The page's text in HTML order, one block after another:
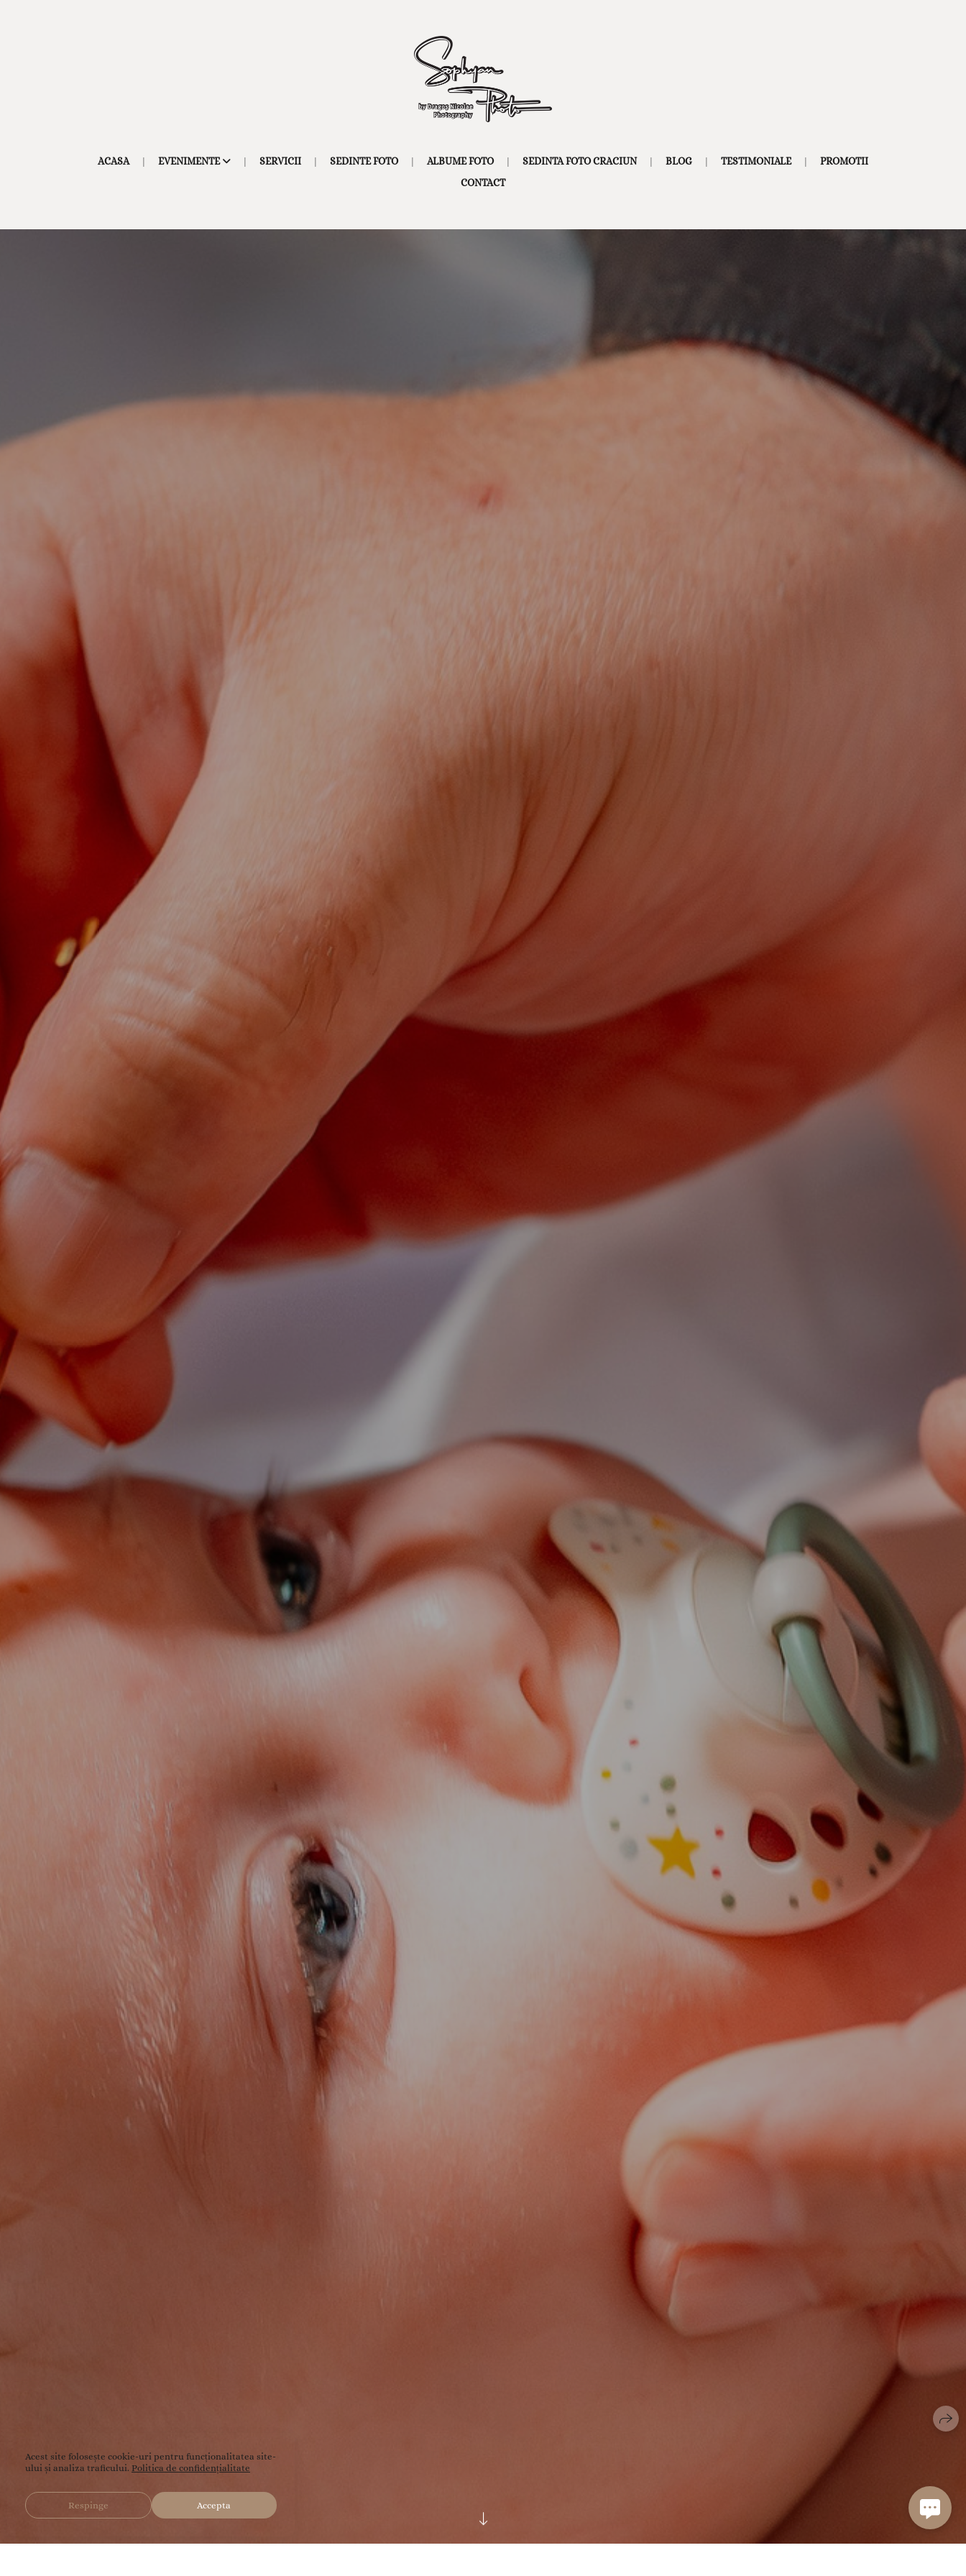
ACASA EVENIMENTE SERVICII SEDINTE FOTO ALBUME FOTO SEDINTA FOTO CRACIUN BLOG TESTIMONIALE
PROMOTII
CONTACT
Acest site folosește cookie-uri pentru funcționalitatea site-
ului și analiza traficului. Politica de confidențialitate
Respinge Accepta